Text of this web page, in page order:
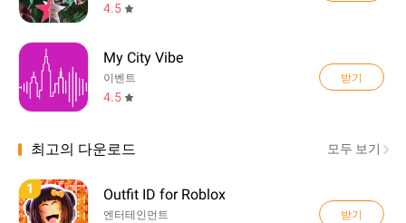
4.5
My City Vibe
이벤트
4.5
받기
최고의 다운로드 모두 보기
1 Outfit ID for Roblox
엔터테인먼트 받기